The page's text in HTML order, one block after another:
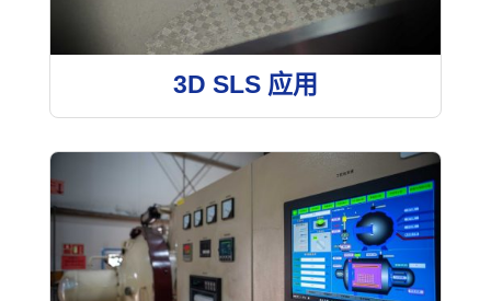
3D SLS 应用